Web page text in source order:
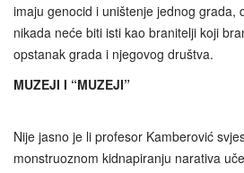
imaju genocid i uništenje jednog grada,
nikada neće biti isti kao branitelji koji
opstanak grada i njegovog društva.
MUZEJI I “MUZEJI”
Nije jasno je li profesor Kamberović
monstruoznom kidnapiranju narativa